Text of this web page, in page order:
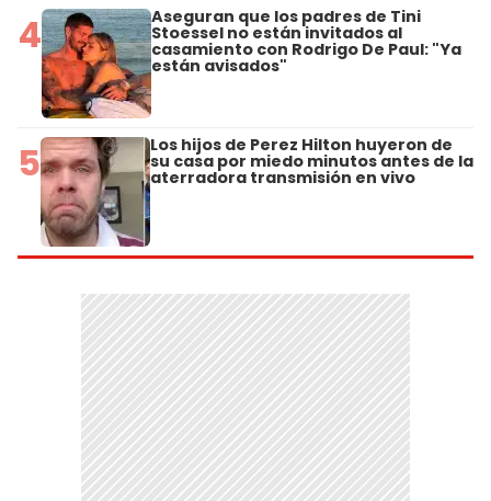
4 Aseguran que los padres de Tini
Stoessel no están invitados al
casamiento con Rodrigo De Paul: "Ya
están avisados"
5 Los hijos de Perez Hilton huyeron de
su casa por miedo minutos antes de la
aterradora transmisión en vivo